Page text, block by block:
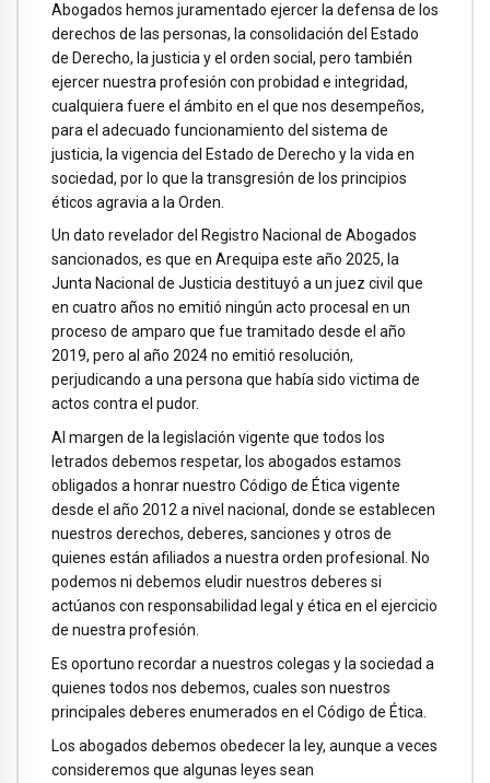
Abogados hemos juramentado ejercer la defensa de los
derechos de las personas, la consolidación del Estado
de Derecho, la justicia y el orden social, pero también
ejercer nuestra profesión con probidad e integridad,
cualquiera fuere el ámbito en el que nos desempeños,
para el adecuado funcionamiento del sistema de
justicia, la vigencia del Estado de Derecho y la vida en
sociedad, por lo que la transgresión de los principios
éticos agravia a la Orden.
Un dato revelador del Registro Nacional de Abogados
sancionados, es que en Arequipa este año 2025, la
Junta Nacional de Justicia destituyó a un juez civil que
en cuatro años no emitió ningún acto procesal en un
proceso de amparo que fue tramitado desde el año
2019, pero al año 2024 no emitió resolución,
perjudicando a una persona que había sido victima de
actos contra el pudor.
Al margen de la legislación vigente que todos los
letrados debemos respetar, los abogados estamos
obligados a honrar nuestro Código de Ética vigente
desde el año 2012 a nivel nacional, donde se establecen
nuestros derechos, deberes, sanciones y otros de
quienes están afiliados a nuestra orden profesional. No
podemos ni debemos eludir nuestros deberes si
actúanos con responsabilidad legal y ética en el ejercicio
de nuestra profesión.
Es oportuno recordar a nuestros colegas y la sociedad a
quienes todos nos debemos, cuales son nuestros
principales deberes enumerados en el Código de Ética.
Los abogados debemos obedecer la ley, aunque a veces
consideremos que algunas leyes sean